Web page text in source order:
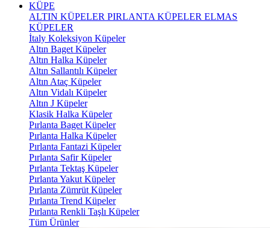
KÜPE
ALTIN KÜPELER PIRLANTA KÜPELER ELMAS
KÜPELER
İtaly Koleksiyon Küpeler
Altın Baget Küpeler
Altın Halka Küpeler
Altın Sallantılı Küpeler
Altın Ataç Küpeler
Altın Vidalı Küpeler
Altın J Küpeler
Klasik Halka Küpeler
Pırlanta Baget Küpeler
Pırlanta Halka Küpeler
Pırlanta Fantazi Küpeler
Pırlanta Safir Küpeler
Pırlanta Tektaş Küpeler
Pırlanta Yakut Küpeler
Pırlanta Zümrüt Küpeler
Pırlanta Trend Küpeler
Pırlanta Renkli Taşlı Küpeler
Tüm Ürünler